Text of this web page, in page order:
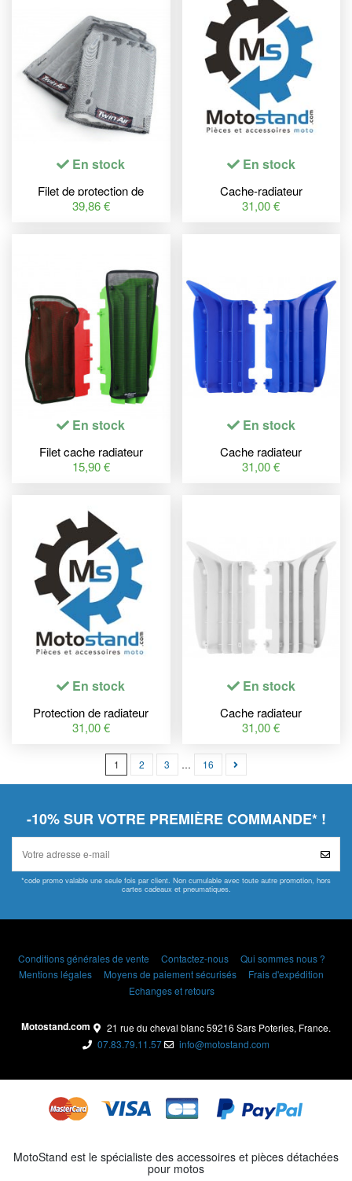
En stock
Filet de protection de
radiateur TWINAIR nylon -
39,86 €
En stock
Cache-radiateur
POLISPORT blanc Beta RR
31,00 €
En stock
Filet cache radiateur
POLISPORT noir Kawasaki
15,90 €
En stock
Cache radiateur
POLISPORT bleu Yamaha
31,00 €
En stock
Protection de radiateur
POLISPORT noir
31,00 €
En stock
Cache radiateur
POLISPORT blanc Yamaha
31,00 €
1 2 3 … 16
-10% SUR VOTRE PREMIÈRE COMMANDE* !
*code promo valable une seule fois par client. Non cumulable avec toute autre promotion, hors
cartes cadeaux et pneumatiques.
Conditions générales de vente Contactez-nous
Qui sommes nous ?
Mentions légales
Moyens de paiement sécurisés
Frais d'expédition
Echanges et retours
Motostand.com
21 rue du cheval blanc 59216 Sars Poteries, France.
07.83.79.11.57
info@motostand.com
MotoStand est le spécialiste des accessoires et pièces détachées
pour motos